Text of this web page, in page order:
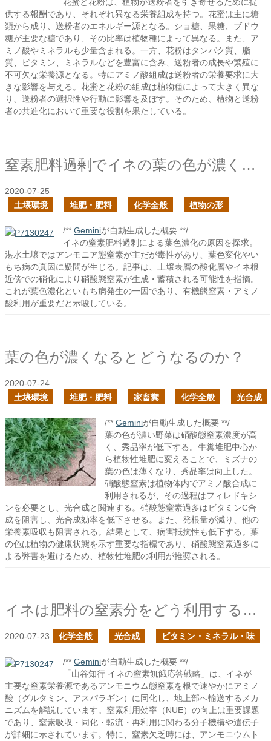
供する報酬であり、それぞれ異なる栄養組成を持つ。花蜜は主に糖
類から成り、送粉者のエネルギー源となる。ショ糖、果糖、ブドウ
糖が主要な糖であり、その比率は植物種によって異なる。また、ア
ミノ酸やミネラルも少量含まれる。一方、花粉はタンパク質、脂
質、ビタミン、ミネラルなどを豊富に含み、送粉者の成長や繁殖に
不可欠な栄養源となる。特にアミノ酸組成は送粉者の栄養要求に大
きな影響を与える。花蜜と花粉の組成は植物種によって大きく異な
り、送粉者の選択性や行動に影響を及ぼす。そのため、植物と送粉
者の共進化において重要な役割を果たしている。
窒素肥料過剰でイネの葉の色が濃くなるのはなぜだろう？
2020-07-25
土壌環境
堆肥・肥料 化学全般 植物の形
/** Geminiが自動生成した概要 **/
イネの窒素肥料過剰による葉色濃化の原因を探求。
湛水土壌ではアンモニア態窒素が主だが毒性があり、葉色変化やい
もち病の真因に疑問が生じる。記事は、土壌表層の酸化層やイネ根
近傍での硝化により硝酸態窒素が生成・蓄積される可能性を指摘。
これが葉色濃化といもち病発生の一因であり、有機態窒素・アミノ
酸利用が重要だと示唆している。
葉の色が濃くなるとどうなるのか？
2020-07-24
土壌環境
堆肥・肥料 家畜糞 化学全般 光合成
/** Geminiが自動生成した概要 **/
葉の色が濃い野菜は硝酸態窒素濃度が高
く、秀品率が低下する。牛糞堆肥中心か
ら植物性堆肥に変えることで、ミズナの
葉の色は薄くなり、秀品率は向上した。
硝酸態窒素は植物体内でアミノ酸合成に
利用されるが、その過程はフィレドキシ
ンを必要とし、光合成と関連する。硝酸態窒素過多はビタミンC合
成を阻害し、光合成効率を低下させる。また、発根量が減り、他の
栄養素吸収も阻害される。結果として、病害抵抗性も低下する。葉
の色は植物の健康状態を示す重要な指標であり、硝酸態窒素過多に
よる弊害を避けるため、植物性堆肥の利用が推奨される。
イネは肥料の窒素分をどう利用するか？
2020-07-23 化学全般 光合成 ビタミン・ミネラル・味
/** Geminiが自動生成した概要 **/
「山谷知行 イネの窒素飢餓応答戦略」は、イネが
主要な窒素栄養源であるアンモニウム態窒素を根で速やかにアミノ
酸（グルタミン、アスパラギン）に同化し、地上部へ輸送するメカ
ニズムを解説しています。窒素利用効率（NUE）の向上は重要課題
であり、窒素吸収・同化・転流・再利用に関わる分子機構や遺伝子
が詳細に示されています。特に、窒素欠乏時には、アンモニウムト